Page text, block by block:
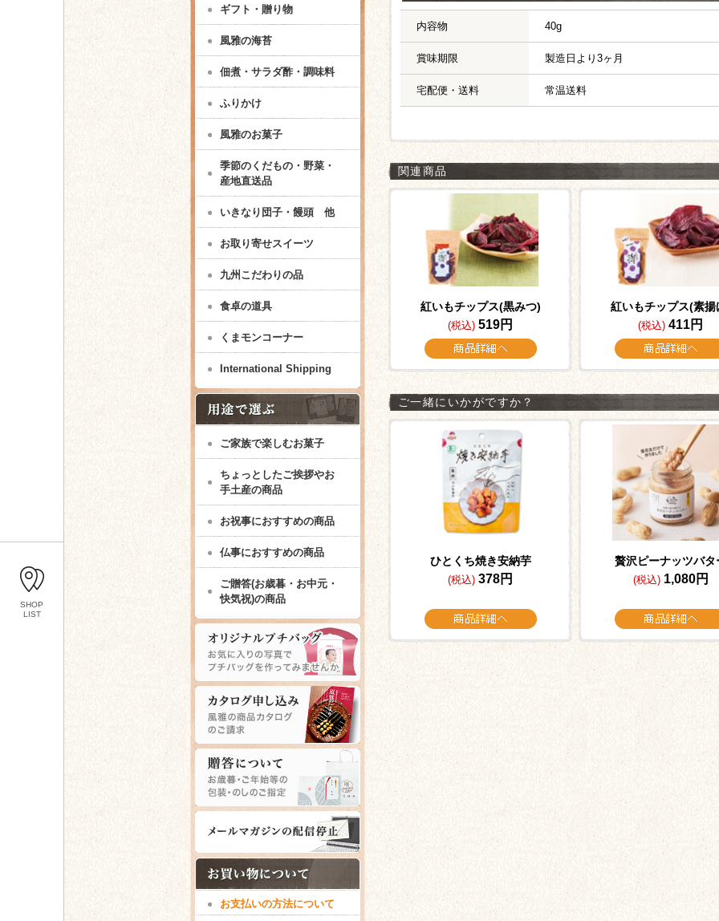
SHOP
LIST
ギフト・贈り物
風雅の海苔
佃煮・サラダ酢・調味料
ふりかけ
風雅のお菓子
季節のくだもの・野菜・
産地直送品
いきなり団子・饅頭 他
お取り寄せスイーツ
九州こだわりの品
食卓の道具
くまモンコーナー
International Shipping
ご家族で楽しむお菓子
ちょっとしたご挨拶やお
手土産の商品
お祝事におすすめの商品
仏事におすすめの商品
ご贈答(お歳暮・お中元・
快気祝)の商品
お支払いの方法について
内容物 40g
賞味期限 製造日より3ヶ月
宅配便・送料 常温送料
関連商品
紅いもチップス(黒みつ)
(税込) 519円
紅いもチップス(素揚
(税込) 411円
ご一緒にいかがですか？
ひとくち焼き安納芋
(税込) 378円
贅沢ピーナッツバタ
(税込) 1,080円